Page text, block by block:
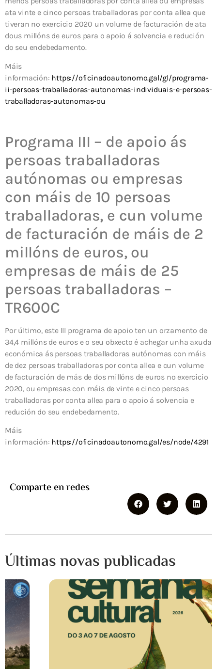
ata vinte e cinco persoas traballadoras por conta allea que
tiveran no exercicio 2020 un volume de facturación de ata
dous millóns de euros para o apoio á solvencia e redución
do seu endebedamento.
Máis
información: https://oficinadoautonomo.gal/gl/programa-
ii-persoas-traballadoras-autonomas-individuais-e-persoas-
traballadoras-autonomas-ou
Programa III – de apoio ás
persoas traballadoras
autónomas ou empresas
con máis de 10 persoas
traballadoras, e cun volume
de facturación de máis de 2
millóns de euros, ou
empresas de máis de 25
persoas traballadoras –
TR600C
Por último, este III programa de apoio ten un orzamento de
34,4 millóns de euros e o seu obxecto é achegar unha axuda
económica ás persoas traballadoras autónomas con máis
de dez persoas traballadoras por conta allea e cun volume
de facturación de más de dos millóns de euros no exercicio
2020, ou empresas con máis de vinte e cinco persoas
traballadoras por conta allea para o apoio á solvencia e
redución do seu endebedamento.
Máis
información: https://oficinadoautonomo.gal/es/node/4291
Comparte en redes
Últimas novas publicadas